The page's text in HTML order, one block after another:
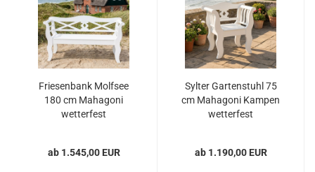
Friesenbank Molfsee
180 cm Mahagoni
wetterfest
ab 1.545,00 EUR
Sylter Gartenstuhl 75
cm Mahagoni Kampen
wetterfest
ab 1.190,00 EUR